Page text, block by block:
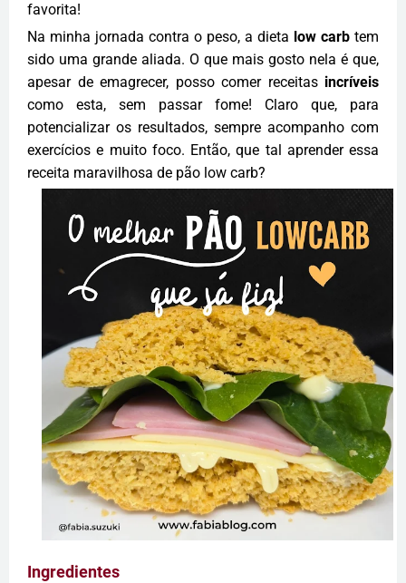
favorita!
Na minha jornada contra o peso, a dieta low carb tem
sido uma grande aliada. O que mais gosto nela é que,
apesar de emagrecer, posso comer receitas incríveis
como esta, sem passar fome! Claro que, para
potencializar os resultados, sempre acompanho com
exercícios e muito foco. Então, que tal aprender essa
receita maravilhosa de pão low carb?
Ingredientes